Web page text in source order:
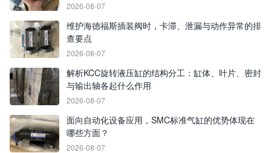
2026-08-07
维护海德福斯插装阀时，卡滞、泄漏与动作异常的排
查要点
2026-08-07
解析KCC旋转液压缸的结构分工：缸体、叶片、密封
与输出轴各起什么作用
2026-08-07
面向自动化设备应用，SMC标准气缸的优势体现在
哪些方面？
2026-08-07